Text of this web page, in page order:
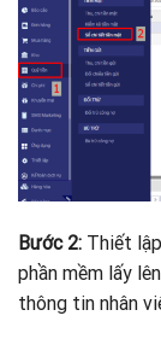
Bước 2: Thiết
phần mềm lấy
thông tin nhân